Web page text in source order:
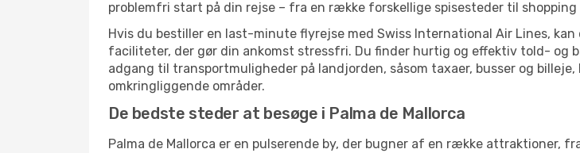
problemfri start på din rejse – fra en række forskellige spisesteder til
Hvis du bestiller en last-minute flyrejse med Swiss International Air Lines,
faciliteter, der gør din ankomst stressfri. Du finder hurtig og effektiv told- og
adgang til transportmuligheder på landjorden, såsom taxaer, busser og
omkringliggende områder.
De bedste steder at besøge i Palma de Mallorca
Palma de Mallorca er en pulserende by, der bugner af en række attraktioner,